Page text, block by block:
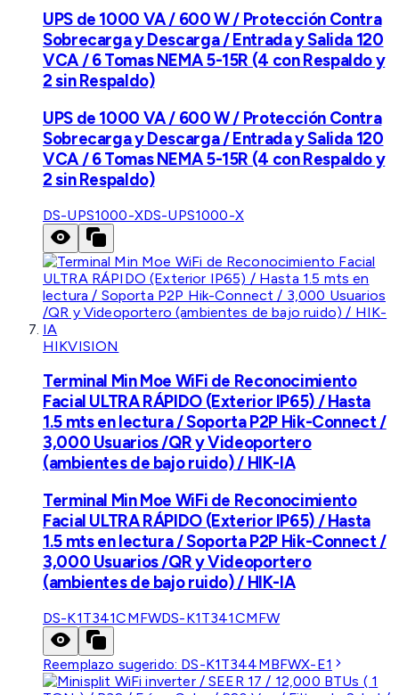
UPS de 1000 VA / 600 W / Protección Contra
Sobrecarga y Descarga / Entrada y Salida 120
VCA / 6 Tomas NEMA 5-15R (4 con Respaldo y
2 sin Respaldo)
UPS de 1000 VA / 600 W / Protección Contra
Sobrecarga y Descarga / Entrada y Salida 120
VCA / 6 Tomas NEMA 5-15R (4 con Respaldo y
2 sin Respaldo)
DS-UPS1000-XDS-UPS1000-X
HIKVISION
Terminal Min Moe WiFi de Reconocimiento
Facial ULTRA RÁPIDO (Exterior IP65) / Hasta
1.5 mts en lectura / Soporta P2P Hik-Connect /
3,000 Usuarios /QR y Videoportero
(ambientes de bajo ruido) / HIK-IA
Terminal Min Moe WiFi de Reconocimiento
Facial ULTRA RÁPIDO (Exterior IP65) / Hasta
1.5 mts en lectura / Soporta P2P Hik-Connect /
3,000 Usuarios /QR y Videoportero
(ambientes de bajo ruido) / HIK-IA
DS-K1T341CMFWDS-K1T341CMFW
Reemplazo sugerido: DS-K1T344MBFWX-E1